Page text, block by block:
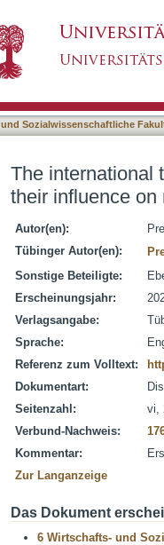
Sozialwissenschaftliche
The international
their influence
Autor(en):
Tübinger Autor(en):
Sonstige Beteiligte:
Erscheinungsjahr:
Verlagsangabe:
Sprache:
Referenz zum Volltext:
Dokumentart:
Seitenzahl:
vi,
Verbund-Nachweis:
Kommentar:
Zur Langanzeige
Das Dokument
6 Wirtschafts- und